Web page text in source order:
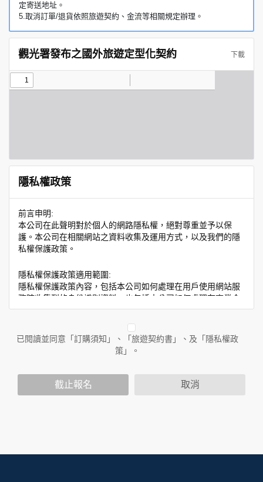
定寄送地址。
5.取消訂單/退貨依照旅遊契約、金流等相關規定辦理。
觀光署發布之國外旅遊定型化契約 下載
隱私權政策
前言申明:
本公司在此聲明對於個人的網路隱私權，絕對尊重並予以保
護。本公司在相關網站之資料收集及運用方式，以及我們的隱
私權保護政策。
隱私權保護政策適用範圍:
隱私權保護政策內容，包括本公司如何處理在用戶使用網站服
務時收集到的身份識別資料，也包括本公司如何處理在商業合
作與本公司合作時分享的任何身份識別資料。隱私權保護政策
人員。例如您透過本公司旗下網站上的廣告廠商連結，這些置
放連結的廠商也可能蒐集您個人的資料。對於您主動提供的個
人資訊，這些廣告廠商或連結網站有其個別的隱私權保護政
您個人在本網站上的聊天室或討論區中任意公開個人資料的行
個人的資料，其範圍如下：
已閱讀並同意「訂購須知」、「旅遊契約書」、及「隱私權政
策」。
截止報名 取消